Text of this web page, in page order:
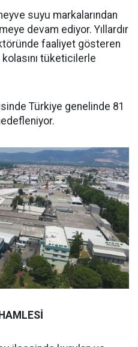
suyu markalarından
devam ediyor. Yıllardır
faaliyet gösteren
tüketicilerle
Türkiye genelinde 81